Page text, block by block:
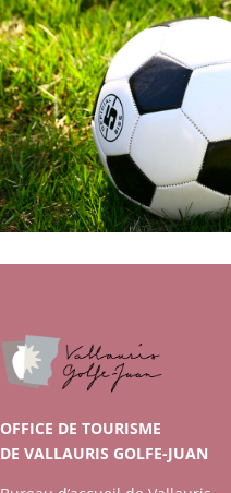
OFFICE DE TOURISME
DE VALLAURIS GOLFE-JUAN